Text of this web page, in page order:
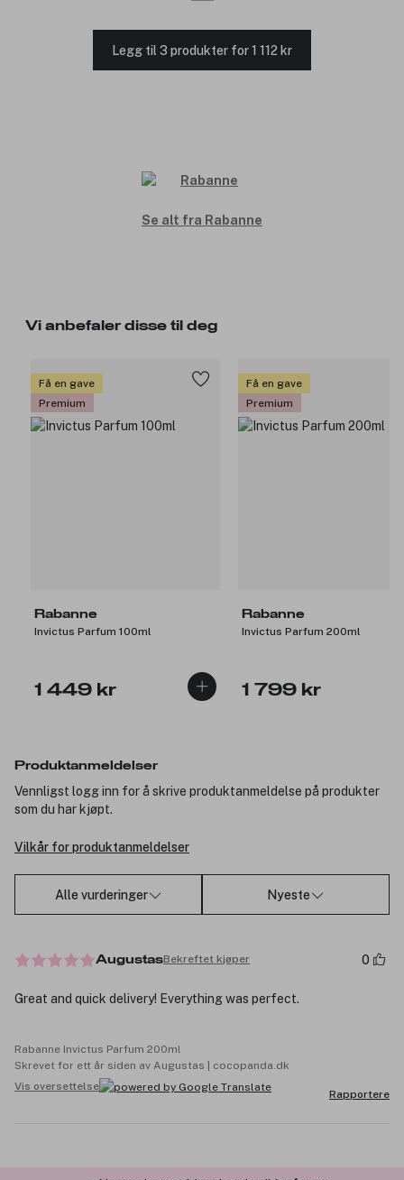
Legg til 3 produkter for 1 112 kr
Se alt fra Rabanne
Vi anbefaler disse til deg
Få en gave
Premium
Rabanne
Invictus Parfum 100ml
1 449 kr
Få en gave
Premium
Rabanne
Invictus Parfum 200ml
1 799 kr
Produktanmeldelser
Vennligst logg inn for å skrive produktanmeldelse på produkter
som du har kjøpt.
Vilkår for produktanmeldelser
Alle vurderinger Nyeste
AugustasBekreftet kjøper 0
Great and quick delivery! Everything was perfect.
Rabanne Invictus Parfum 200ml
Skrevet for ett år siden av Augustas | cocopanda.dk
Vis oversettelse
Rapportere